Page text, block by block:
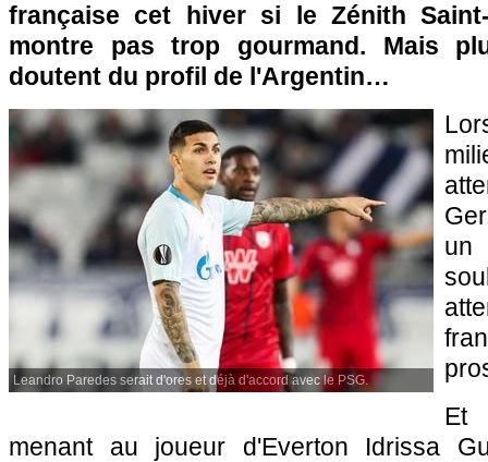
française cet hiver si le Zénith
montre pas trop gourmand. Mais
doutent du profil de l'Argentin…
Leandro Paredes serait d'ores et déjà d'accord avec le PSG.
Et
menant au joueur d'Everton Idrissa